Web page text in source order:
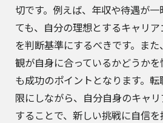
切です。例えば、年収や待遇が
ても、自分の理想とするキャリ
を判断基準にするべきです。ま
観が自身に合っているかどうか
も成功のポイントとなります。
限にしながら、自分自身のキャ
することで、新しい挑戦に自信